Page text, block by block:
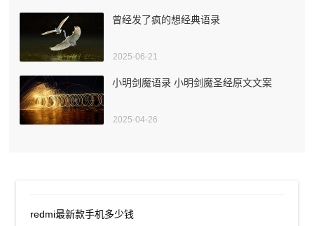
曾经发了疯的想经典语录
2025-06-21
小明剑魔语录 小明剑魔圣经原文文案
2025-04-26
redmi最新款手机多少钱